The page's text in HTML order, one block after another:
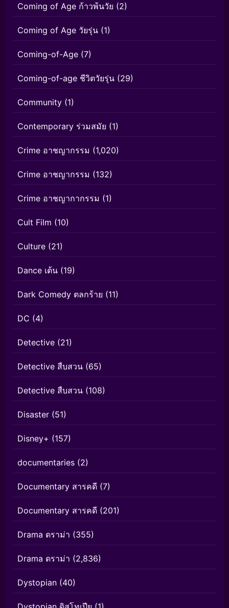
Coming of Age ก้าวพ้นวัย (2)
Coming of Age วัยรุ่น (1)
Coming-of-Age (7)
Coming-of-age ชีวิตวัยรุ่น (29)
Community (1)
Contemporary ร่วมสมัย (1)
Crime อาชญากรรม (1,020)
Crime อาชญากรรม (132)
Crime อาชญากากรรม (1)
Cult Film (10)
Culture (21)
Dance เต้น (19)
Dark Comedy ตลกร้าย (11)
DC (4)
Detective (21)
Detective สืบสวน (65)
Detective สืบสวน (108)
Disaster (51)
Disney+ (157)
documentaries (2)
Documentary สารคดี (7)
Documentary สารคดี (201)
Drama ดราม่า (355)
Drama ดราม่า (2,836)
Dystopian (40)